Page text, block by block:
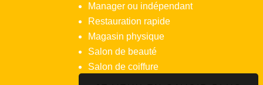
Manager ou indépendant
Restauration rapide
Magasin physique
Salon de beauté
Salon de coiffure